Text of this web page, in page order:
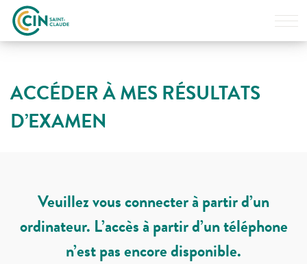
Examen
Scintigraphie
Coordonnées
ACCÉDER À MES RÉSULTATS
D’EXAMEN
Veuillez vous connecter à partir d’un
ordinateur. L’accès à partir d’un téléphone
n’est pas encore disponible.